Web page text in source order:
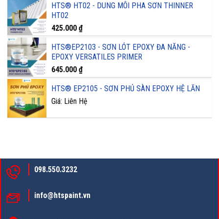
HTS® HT02 - DUNG MÔI PHA SƠN THINNER
HT02
425.000 ₫
HTS®EP2103 - SƠN LÓT EPOXY ĐA NĂNG -
EPOXY VERSATILES PRIMER
645.000 ₫
HTS® EP2105 - SƠN PHỦ SÀN EPOXY HỆ LĂN
Giá: Liên Hệ
098.550.3232
info@htspaint.vn